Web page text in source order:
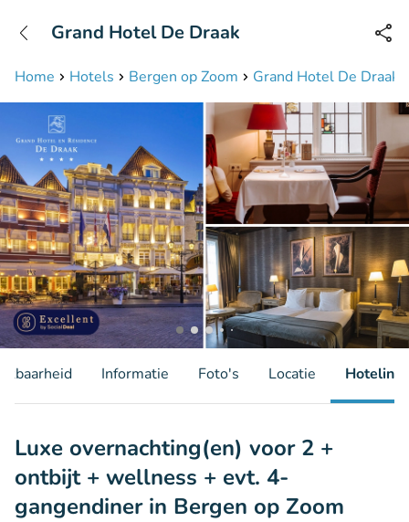
Bereikbaar tot 23:00 uur
Home Hotels Bergen op Zoom Grand Hotel De Draak
Grand Hotel De Draak
Informatie Foto's Locatie Hotelinfo
Luxe overnachting(en) voor 2 +
ontbijt + wellness + evt. 4-
gangendiner in Bergen op Zoom